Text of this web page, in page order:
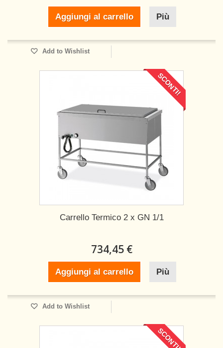
Aggiungi al carrello Più
Add to Wishlist
SCONTI!
Carrello Termico 2 x GN 1/1
734,45 €
Aggiungi al carrello Più
Add to Wishlist
SCONTI!